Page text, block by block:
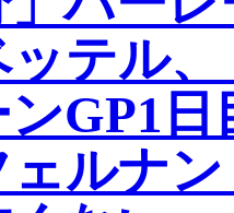
ッテル
ンGP1日
ェルナ